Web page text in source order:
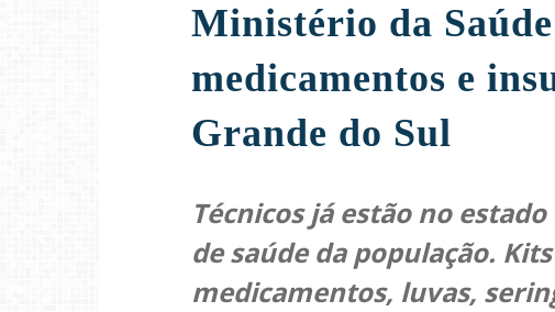
Ministério da
medicamentos e
Grande do Sul
Técnicos já estão no
de saúde da população.
medicamentos, luvas,